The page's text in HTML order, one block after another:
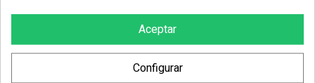
TU CUENTA
PRODUCTOS
Aceptar
Configurar